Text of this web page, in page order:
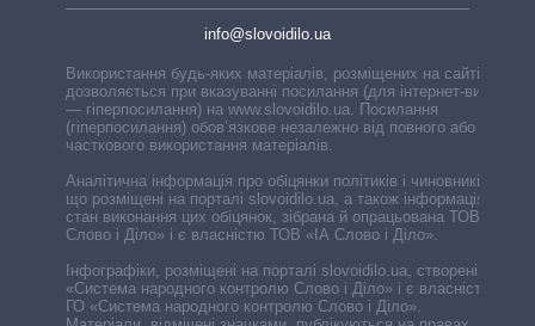
info@slovoidilo.ua
Використання будь-яких матеріалів, розміщених на сайті,
дозволяється при вказуванні посилання (для інтернет-видань
— гіперпосилання) на www.slovoidilo.ua. Посилання
(гіперпосилання) обов’язкове незалежно від повного або
часткового використання матеріалів.
Аналітична інформація про обіцянки політиків і чиновників,
що розміщені на порталі slovoidilo.ua, а також інформація про
стан виконання цих обіцянок, зібрана й опрацьована ТОВ «ІА
Слово і Діло» і є власністю ТОВ «ІА Слово і Діло».
Інфографіки, розміщені на порталі slovoidilo.ua, створені ГО
«Система народного контролю Слово і Діло» і є власністю
ГО «Система народного контролю Слово і Діло».